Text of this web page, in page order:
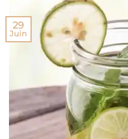
29
Juin